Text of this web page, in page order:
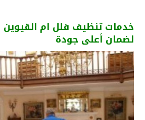
خدمات تنظيف فلل ام القيوين
لضمان أعلى جودة